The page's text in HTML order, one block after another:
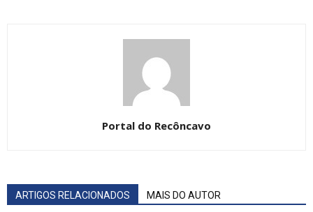
Portal do Recôncavo
ARTIGOS RELACIONADOS MAIS DO AUTOR